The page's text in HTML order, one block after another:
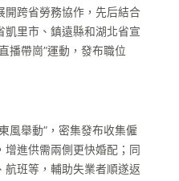
開跨省勞務協作，先后結合
凱里市、鎮遠縣和湖北省宣
播帶崗”運動，發布職位
風舉動”，密集發布收集僱
增進供需兩側更快婚配；同
航班等，輔助失業者順遂返